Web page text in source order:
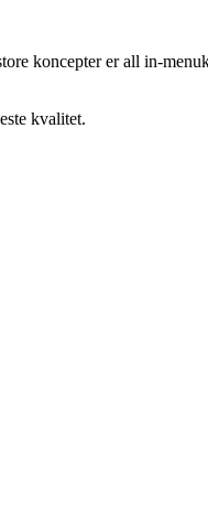
koncepter er all in-
kvalitet.